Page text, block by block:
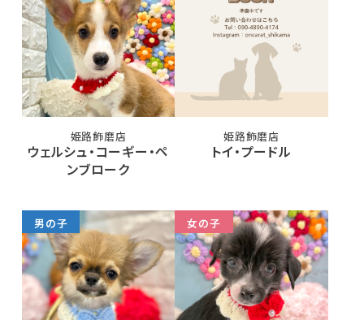
姫路飾磨店
ウェルシュ・コーギー・ペ
ンブローク
姫路飾磨店
トイ・プードル
男の子 女の子